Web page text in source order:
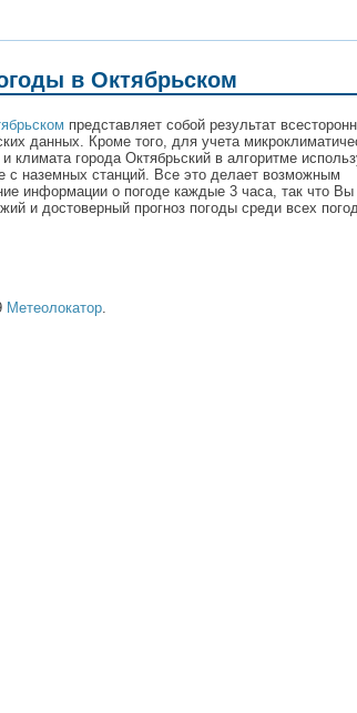
в Октябрьском
представляет собой результат
данных. Кроме того, для учета
климата города Октябрьский в алгоритме
с наземных станций. Все это делает возможным
информации о погоде каждые 3 часа, так что Вы
и достоверный прогноз погоды среди всех
Метеолокатор